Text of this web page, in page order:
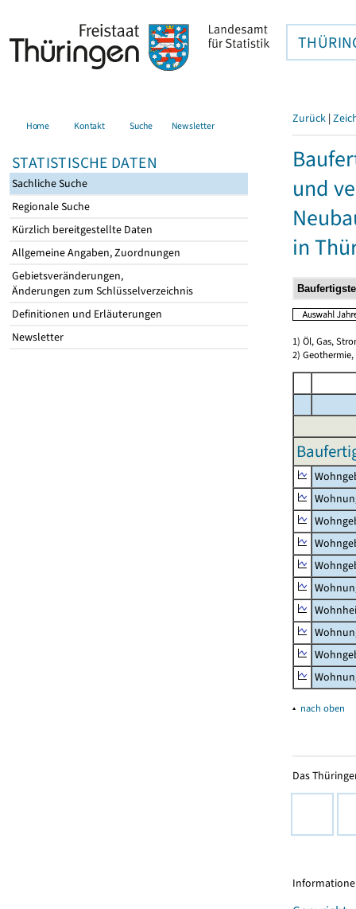
Home Kontakt Suche Newsletter
STATISTISCHE DATEN
Sachliche Suche
Regionale Suche
Kürzlich bereitgestellte Daten
Allgemeine Angaben, Zuordnungen
Gebietsveränderungen,
Änderungen zum Schlüsselverzeichnis
Definitionen und Erläuterungen
Newsletter
Zurück |
und
in
1) Öl, Gas,
2)
▴ nach oben
Das